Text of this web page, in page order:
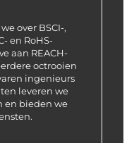
over BSCI-,
en RoHS-
aan REACH-
octrooien
ingenieurs
leveren we
en bieden we